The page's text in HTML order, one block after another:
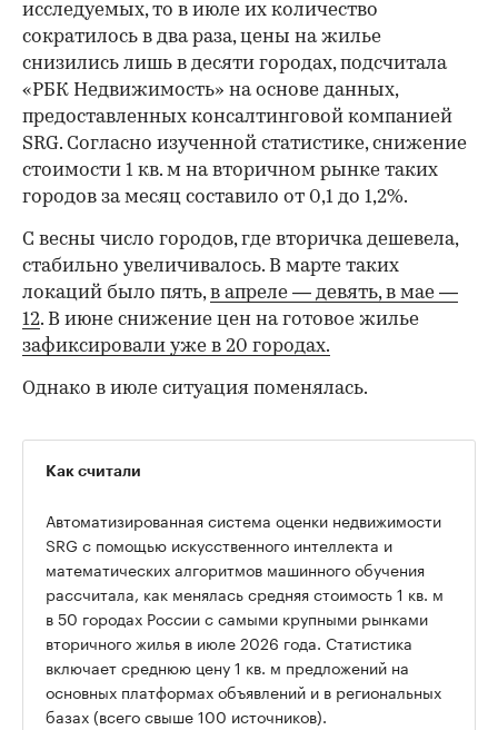
исследуемых, то в июле их количество
сократилось в два раза, цены на жилье
снизились лишь в десяти городах, подсчитала
«РБК Недвижимость» на основе данных,
предоставленных консалтинговой компанией
SRG. Согласно изученной статистике, снижение
стоимости 1 кв. м на вторичном рынке таких
городов за месяц составило от 0,1 до 1,2%.
С весны число городов, где вторичка дешевела,
стабильно увеличивалось. В марте таких
локаций было пять,в апреле — девять,в мае —
12. В июне снижение цен на готовое жилье
зафиксировали уже в 20 городах.
Однако в июле ситуация поменялась.
00:00 / 00:00
Как считали
Автоматизированная система оценки недвижимости
SRG с помощью искусственного интеллекта и
математических алгоритмов машинного обучения
рассчитала, как менялась средняя стоимость 1 кв. м
в 50 городах России с самыми крупными рынками
вторичного жилья в июле 2026 года. Статистика
включает среднюю цену 1 кв. м предложений на
основных платформах объявлений и в региональных
базах (всего свыше 100 источников).